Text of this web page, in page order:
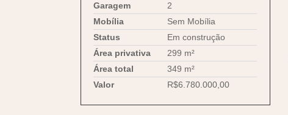
Garagem
2
Mobília
Sem Mobília
Status
Em construção
Área privativa
299 m²
Área total
349 m²
Valor
R$6.780.000,00